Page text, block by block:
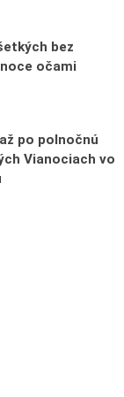
bez
očami
po polnočnú
Vianociach vo